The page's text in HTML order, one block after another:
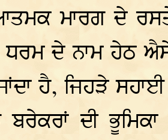
ਮਾਰਗ ਦੇ
ਦੇ ਨਾਮ ਹੇਠ
ਹੈ, ਜਿਹੜੇ
ਬਰੇਕਰਾਂ ਦੀ